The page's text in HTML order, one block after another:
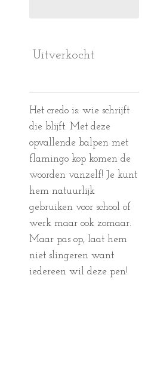
Uitverkocht
Het credo is: wie schrijft
die blijft. Met deze
opvallende balpen met
flamingo kop komen de
woorden vanzelf! Je kunt
hem natuurlijk
gebruiken voor school of
werk maar ook zomaar.
Maar pas op, laat hem
niet slingeren want
iedereen wil deze pen!